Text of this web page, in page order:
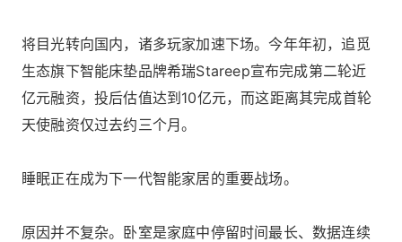
将目光转向国内，诸多玩家加速下场。今年年初，追觅
生态旗下智能床垫品牌希瑞Stareep宣布完成第二轮近
亿元融资，投后估值达到10亿元，而这距离其完成首轮
天使融资仅过去约三个月。
睡眠正在成为下一代智能家居的重要战场。
原因并不复杂。卧室是家庭中停留时间最长、数据连续